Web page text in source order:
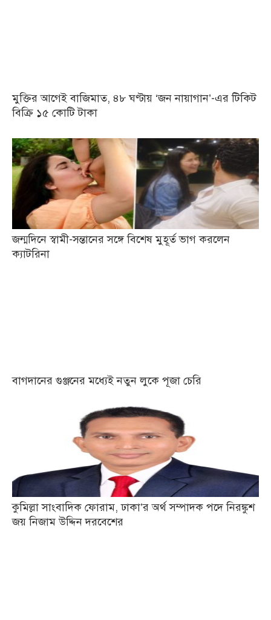
মুক্তির আগেই বাজিমাত, ৪৮ ঘণ্টায় ‘জন নায়াগান’-এর টিকিট
বিক্রি ১৫ কোটি টাকা
জন্মদিনে স্বামী-সন্তানের সঙ্গে বিশেষ মুহূর্ত ভাগ করলেন
ক্যাটরিনা
বাগদানের গুঞ্জনের মধ্যেই নতুন লুকে পূজা চেরি
কুমিল্লা সাংবাদিক ফোরাম, ঢাকা’র অর্থ সম্পাদক পদে নিরঙ্কুশ
জয় নিজাম উদ্দিন দরবেশের